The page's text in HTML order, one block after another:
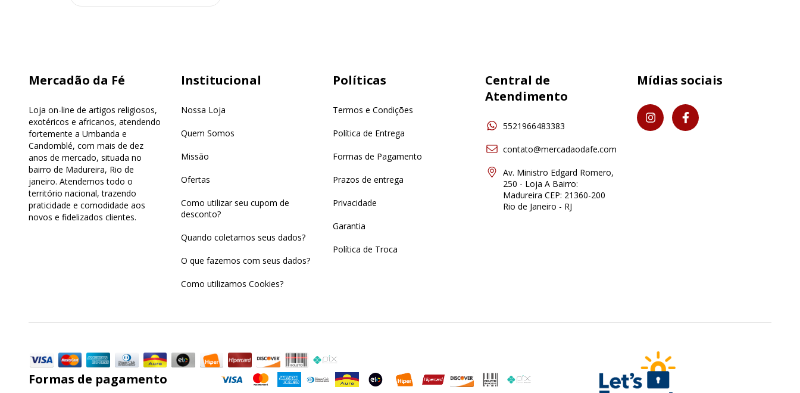
Mercadão da Fé
Loja on-line de artigos religiosos,
exotéricos e africanos, atendendo
fortemente a Umbanda e
Candomblé, com mais de dez
anos de mercado, situada no
bairro de Madureira, Rio de
janeiro. Atendemos todo o
território nacional, trazendo
praticidade e comodidade aos
novos e fidelizados clientes.
Institucional
Nossa Loja
Quem Somos
Missão
Ofertas
Como utilizar seu cupom de
desconto?
Quando coletamos seus dados?
O que fazemos com seus dados?
Como utilizamos Cookies?
Políticas
Termos e Condições
Política de Entrega
Formas de Pagamento
Prazos de entrega
Privacidade
Garantia
Política de Troca
Central de
Atendimento
5521966483383
contato@mercadaodafe.com
Av. Ministro Edgard Romero,
250 - Loja A Bairro:
Madureira CEP: 21360-200
Rio de Janeiro - RJ
Mídias sociais
Formas de pagamento